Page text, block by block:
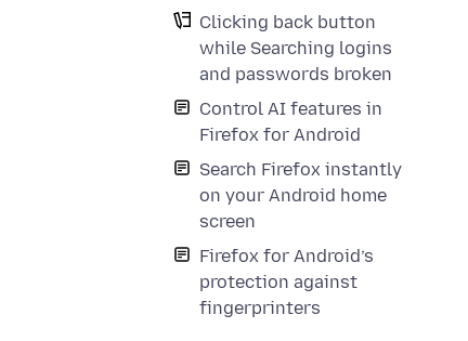
Clicking back button
while Searching logins
and passwords broken
Control AI features in
Firefox for Android
Search Firefox instantly
on your Android home
screen
Firefox for Android’s
protection against
fingerprinters